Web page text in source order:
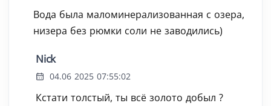
Вода была маломинерализованная с озера,
низера без рюмки соли не заводились)
Nick
04.06 2025 07:55:02
Кстати толстый, ты всё золото добыл ?